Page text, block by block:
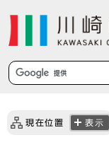
現在位置 表示